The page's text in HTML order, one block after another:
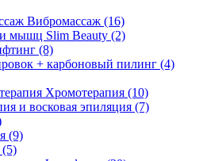
Вибромассаж (16)
мышц Slim Beauty (2)
(8)
+ карбоновый пилинг (4)
Хромотерапия (10)
и восковая эпиляция (7)
(9)
(5)